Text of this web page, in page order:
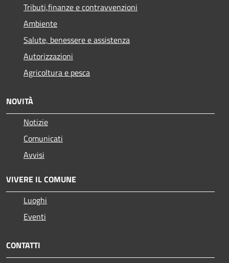
Tributi,finanze e contravvenzioni
Ambiente
Salute, benessere e assistenza
Autorizzazioni
Agricoltura e pesca
NOVITÀ
Notizie
Comunicati
Avvisi
VIVERE IL COMUNE
Luoghi
Eventi
CONTATTI